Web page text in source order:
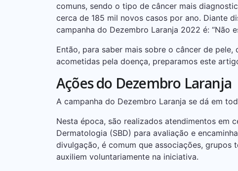
comuns, sendo o tipo de câncer mais
cerca de 185 mil novos casos por ano. Diante
campanha do Dezembro Laranja 2022 é: “Não
Então, para saber mais sobre o câncer de
acometidas pela doença, preparamos este
Ações do Dezembro Laranja
A campanha do Dezembro Laranja se dá em
Nesta época, são realizados atendimentos em
Dermatologia (SBD) para avaliação e
divulgação, é comum que associações,
auxiliem voluntariamente na iniciativa.